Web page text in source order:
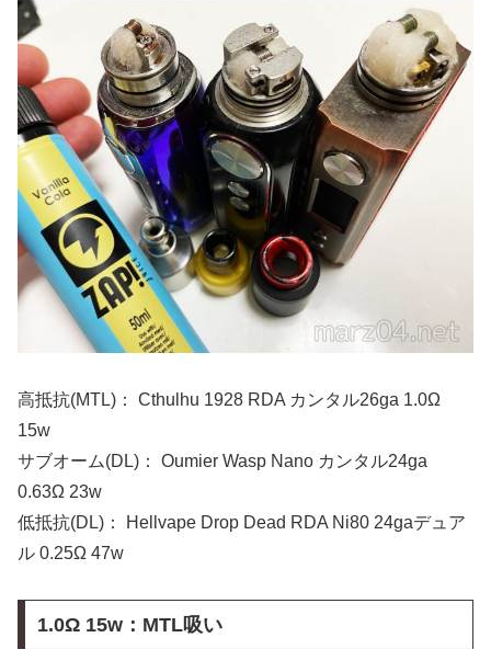
高抵抗(MTL)： Cthulhu 1928 RDA カンタル26ga 1.0Ω
15w
サブオーム(DL)： Oumier Wasp Nano カンタル24ga
0.63Ω 23w
低抵抗(DL)： Hellvape Drop Dead RDA Ni80 24gaデュア
ル 0.25Ω 47w
1.0Ω 15w：MTL吸い